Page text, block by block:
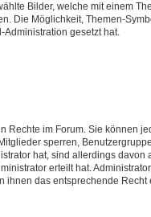
Bilder, welche mit einem
Die Möglichkeit, Themen-
gesetzt hat.
Rechte im Forum. Sie können
sperren,
hat, sind allerdings
erteilt hat.
ihnen das entsprechende Recht